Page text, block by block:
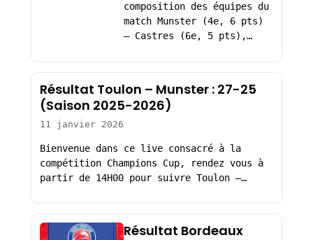
composition des équipes du
match Munster (4e, 6 pts)
– Castres (6e, 5 pts),…
Résultat Toulon – Munster : 27-25
(Saison 2025-2026)
11 janvier 2026
Bienvenue dans ce live consacré à la
compétition Champions Cup, rendez vous à
partir de 14H00 pour suivre Toulon –…
Résultat Bordeaux